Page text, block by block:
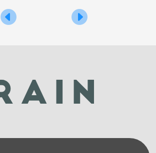
Navigation
de
En direct d’Agrinovembre – Nérac
En direct du